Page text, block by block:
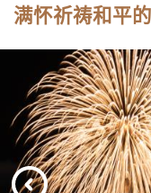
满怀祈祷和平